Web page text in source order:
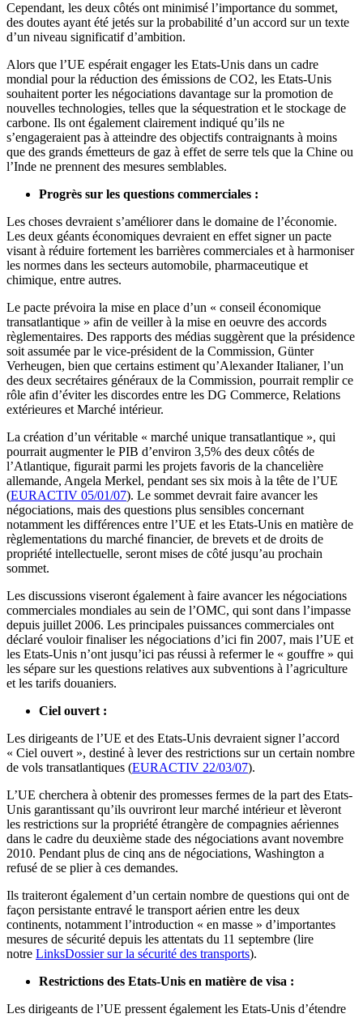
Cependant, les deux côtés ont minimisé l’importance du sommet,
des doutes ayant été jetés sur la probabilité d’un accord sur un texte
d’un niveau significatif d’ambition.
Alors que l’UE espérait engager les Etats-Unis dans un cadre
mondial pour la réduction des émissions de CO2, les Etats-Unis
souhaitent porter les négociations davantage sur la promotion de
nouvelles technologies, telles que la séquestration et le stockage de
carbone. Ils ont également clairement indiqué qu’ils ne
s’engageraient pas à atteindre des objectifs contraignants à moins
que des grands émetteurs de gaz à effet de serre tels que la Chine ou
l’Inde ne prennent des mesures semblables.
Progrès sur les questions commerciales :
Les choses devraient s’améliorer dans le domaine de l’économie.
Les deux géants économiques devraient en effet signer un pacte
visant à réduire fortement les barrières commerciales et à harmoniser
les normes dans les secteurs automobile, pharmaceutique et
chimique, entre autres.
Le pacte prévoira la mise en place d’un « conseil économique
transatlantique » afin de veiller à la mise en oeuvre des accords
règlementaires. Des rapports des médias suggèrent que la présidence
soit assumée par le vice-président de la Commission, Günter
Verheugen, bien que certains estiment qu’Alexander Italianer, l’un
des deux secrétaires généraux de la Commission, pourrait remplir ce
rôle afin d’éviter les discordes entre les DG Commerce, Relations
extérieures et Marché intérieur.
La création d’un véritable « marché unique transatlantique », qui
pourrait augmenter le PIB d’environ 3,5% des deux côtés de
l’Atlantique, figurait parmi les projets favoris de la chancelière
allemande, Angela Merkel, pendant ses six mois à la tête de l’UE
(EURACTIV 05/01/07). Le sommet devrait faire avancer les
négociations, mais des questions plus sensibles concernant
notamment les différences entre l’UE et les Etats-Unis en matière de
règlementations du marché financier, de brevets et de droits de
propriété intellectuelle, seront mises de côté jusqu’au prochain
sommet.
Les discussions viseront également à faire avancer les négociations
commerciales mondiales au sein de l’OMC, qui sont dans l’impasse
depuis juillet 2006. Les principales puissances commerciales ont
déclaré vouloir finaliser les négociations d’ici fin 2007, mais l’UE et
les Etats-Unis n’ont jusqu’ici pas réussi à refermer le « gouffre » qui
les sépare sur les questions relatives aux subventions à l’agriculture
et les tarifs douaniers.
Ciel ouvert :
Les dirigeants de l’UE et des Etats-Unis devraient signer l’accord
« Ciel ouvert », destiné à lever des restrictions sur un certain nombre
de vols transatlantiques (EURACTIV 22/03/07).
L’UE cherchera à obtenir des promesses fermes de la part des Etats-
Unis garantissant qu’ils ouvriront leur marché intérieur et lèveront
les restrictions sur la propriété étrangère de compagnies aériennes
dans le cadre du deuxième stade des négociations avant novembre
2010. Pendant plus de cinq ans de négociations, Washington a
refusé de se plier à ces demandes.
Ils traiteront également d’un certain nombre de questions qui ont de
façon persistante entravé le transport aérien entre les deux
continents, notamment l’introduction « en masse » d’importantes
mesures de sécurité depuis les attentats du 11 septembre (lire
notre LinksDossier sur la sécurité des transports).
Restrictions des Etats-Unis en matière de visa :
Les dirigeants de l’UE pressent également les Etats-Unis d’étendre